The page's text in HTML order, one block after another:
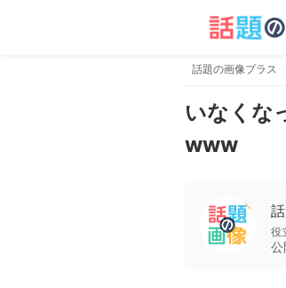
話題の画像プラス
いなくな
www
役
公